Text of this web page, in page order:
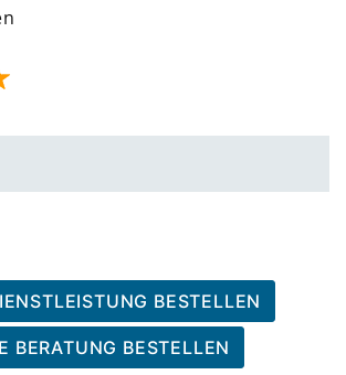
BESTELLEN
BERATUNG BESTELLEN